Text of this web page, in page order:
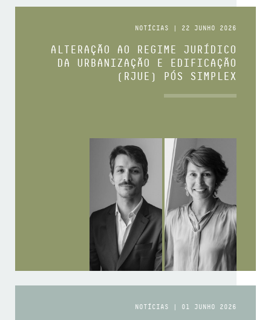
NOTÍCIAS | 22 JUNHO 2026
ALTERAÇÃO AO REGIME JURÍDICO
DA URBANIZAÇÃO E EDIFICAÇÃO
(RJUE) PÓS SIMPLEX
NOTÍCIAS | 01 JUNHO 2026